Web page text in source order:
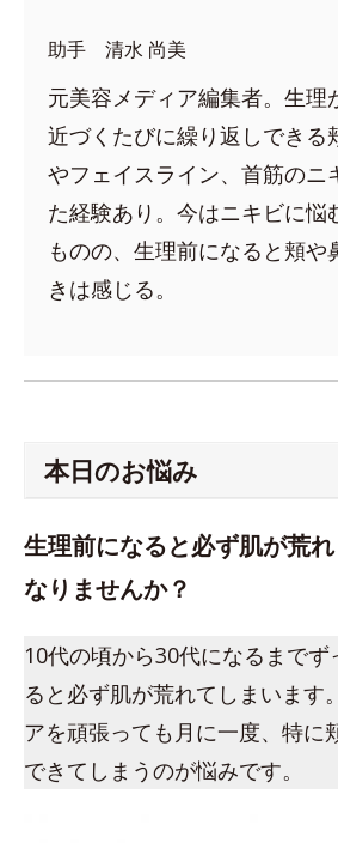
助手 清水 尚美
元美容メディア編集者。生理
近づくたびに繰り返しできる
やフェイスライン、首筋のニ
た経験あり。今はニキビに悩
ものの、生理前になると頬や
きは感じる。
本日のお悩み
生理前になると必ず肌が荒
なりませんか？
10代の頃から30代になるまで
ると必ず肌が荒れてしまいます
アを頑張っても月に一度、特に
できてしまうのが悩みです。